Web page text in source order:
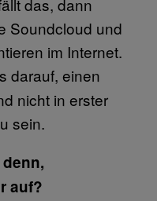
Soundcloud und
im Internet.
darauf, einen
nicht in erster
sein.
auf?